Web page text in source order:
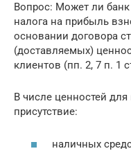
Вопрос: Может ли банк
налога на прибыль
основании договора
(доставляемых)
клиентов (пп. 2, 7 п. 1
В числе ценностей для
присутствие:
наличных